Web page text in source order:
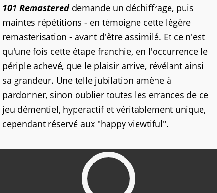
101 Remastereddemande un déchiffrage, puis
maintes répétitions - en témoigne cette légère
remasterisation - avant d'être assimilé. Et ce n'est
qu'une fois cette étape franchie, en l'occurrence le
périple achevé, que le plaisir arrive, révélant ainsi
sa grandeur. Une telle jubilation amène à
pardonner, sinon oublier toutes les errances de ce
jeu démentiel, hyperactif et véritablement unique,
cependant réservé aux "happy viewtiful".